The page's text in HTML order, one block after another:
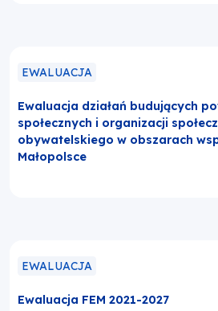
EWALUACJA
Ewaluacja działań budujących
społecznych i organizacji
obywatelskiego w obszarach
Małopolsce
EWALUACJA
Ewaluacja FEM 2021-2027